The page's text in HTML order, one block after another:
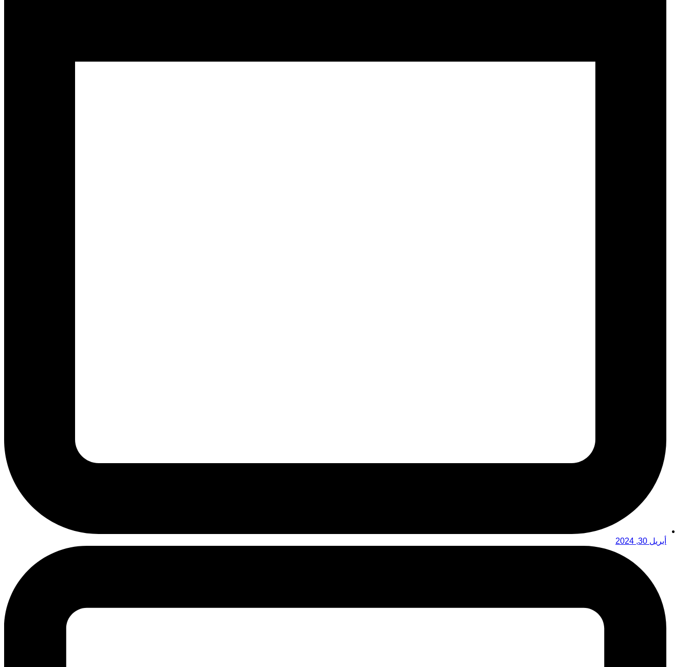
أبريل 30, 2024